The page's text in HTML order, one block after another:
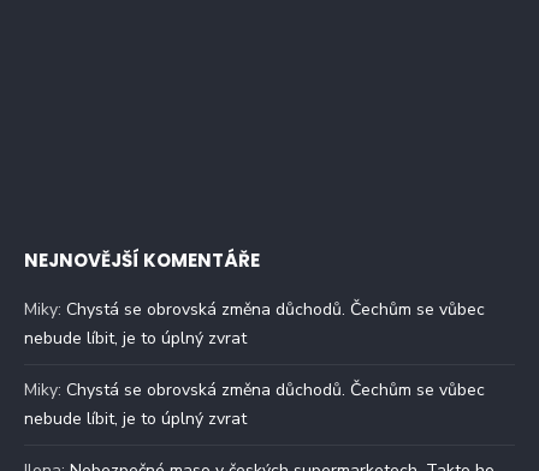
NEJNOVĚJŠÍ KOMENTÁŘE
Miky: Chystá se obrovská změna důchodů. Čechům se vůbec
nebude líbit, je to úplný zvrat
Miky: Chystá se obrovská změna důchodů. Čechům se vůbec
nebude líbit, je to úplný zvrat